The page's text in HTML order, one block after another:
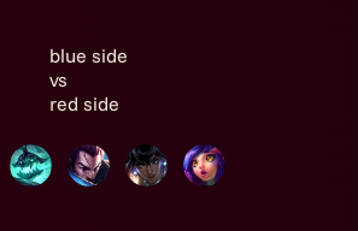
blue side
vs
red side